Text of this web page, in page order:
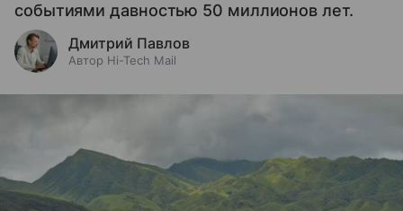
событиями давностью 50 миллионов лет.
Дмитрий Павлов
Автор Hi-Tech Mail